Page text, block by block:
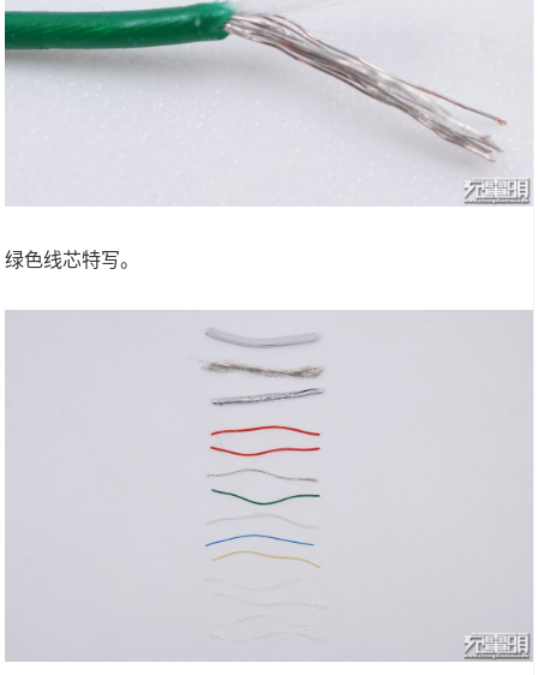
绿色线芯特写。